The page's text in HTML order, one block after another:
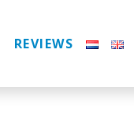
REVIEWS